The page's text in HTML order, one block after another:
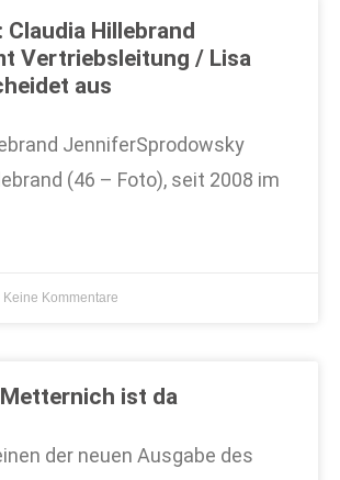
Claudia Hillebrand
Vertriebsleitung / Lisa
aus
JenniferSprodowsky
(46 – Foto), seit 2008 im
Keine Kommentare
Metternich ist da
der neuen Ausgabe des